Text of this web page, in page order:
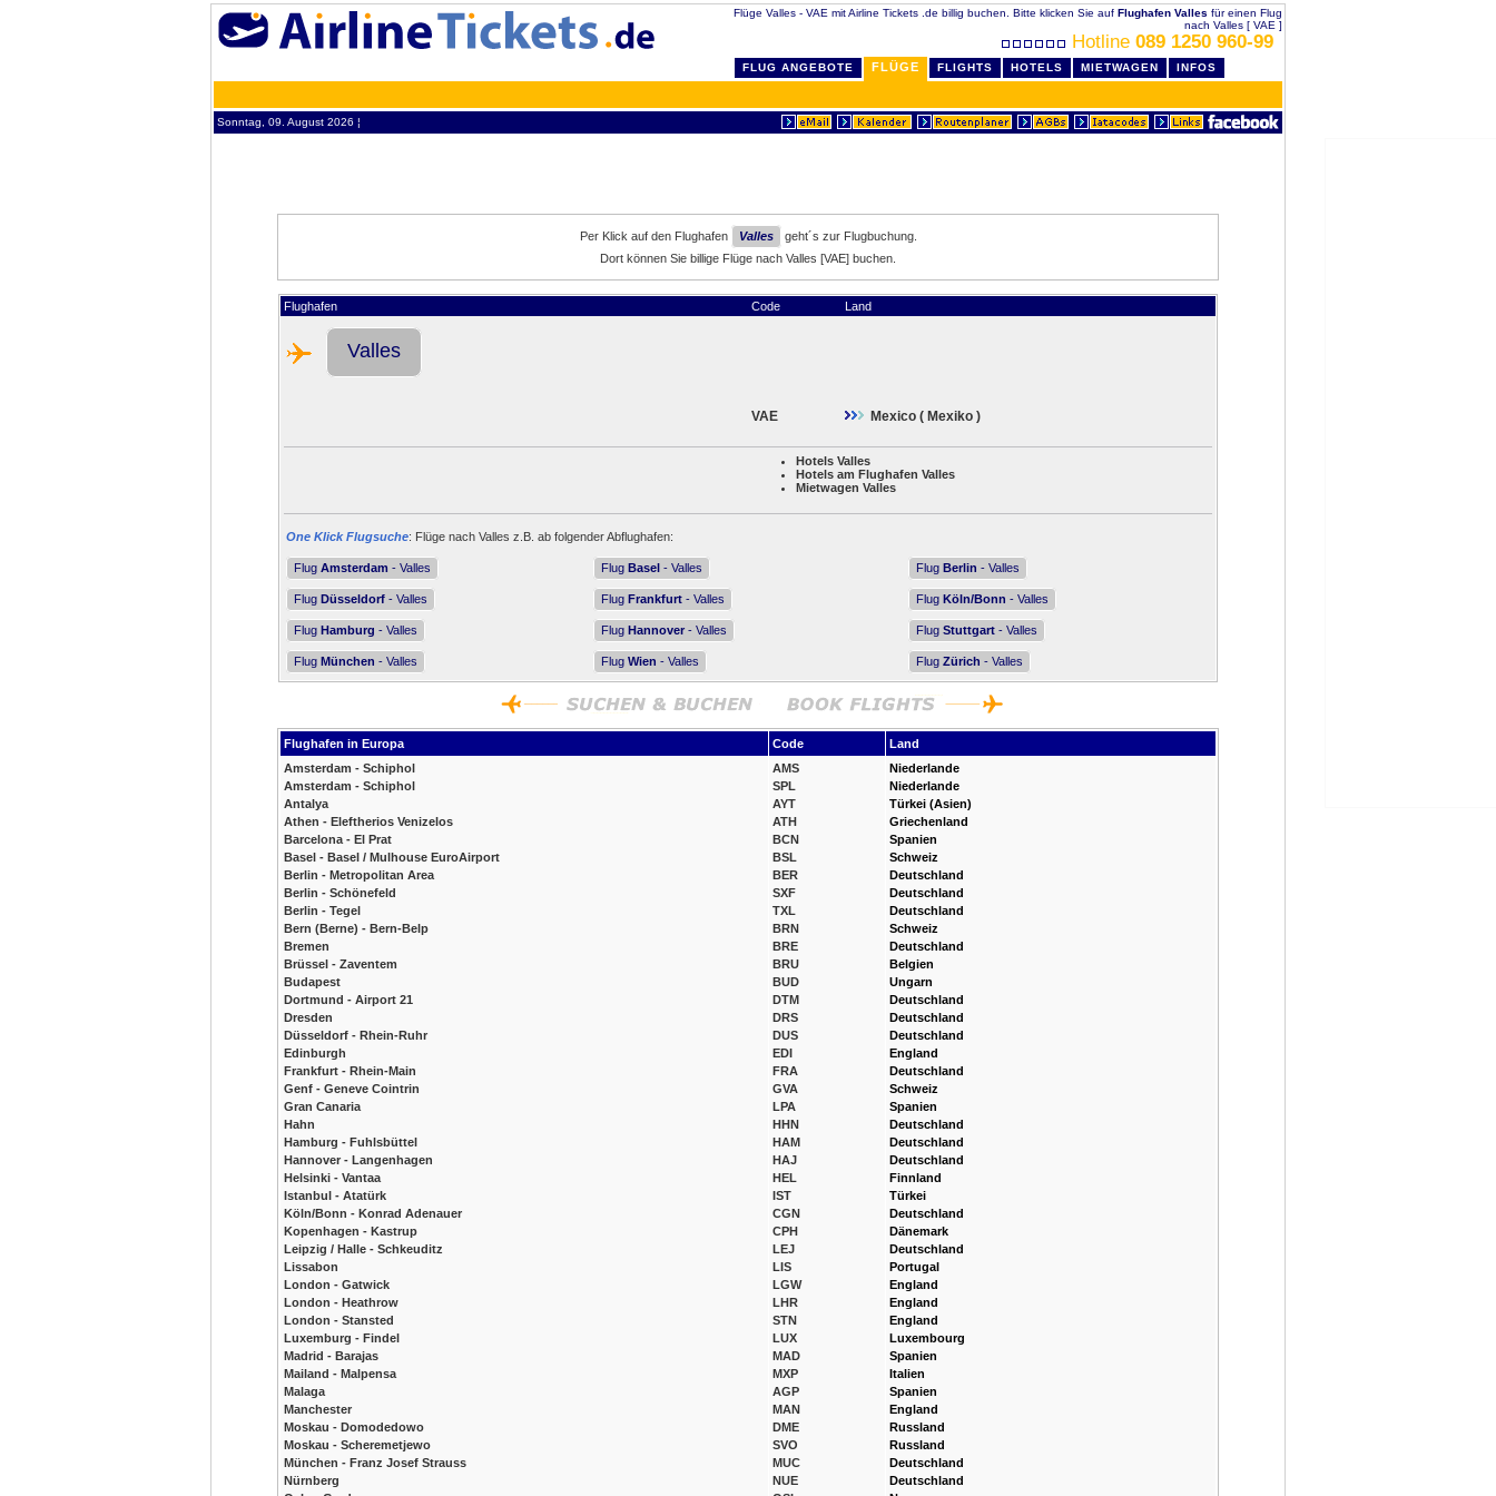
Flüge Valles - VAE mit Airline Tickets .de billig buchen. Bitte klicken Sie auf Flughafen Valles für einen Flug
nach Valles [ VAE ]
Hotline 089 1250 960-99
FLUG ANGEBOTE FLÜGE FLIGHTS HOTELS MIETWAGEN INFOS
Sonntag, 09. August 2026 ¦
Per Klick auf den Flughafen Valles
geht´s zur Flugbuchung.
Dort können Sie billige Flüge nach Valles [VAE] buchen.
Flughafen Code Land
Valles
VAE Mexico ( Mexiko )
Hotels Valles
Hotels am Flughafen Valles
Mietwagen Valles
One Klick Flugsuche: Flüge nach Valles z.B. ab folgender Abflughafen:
Flug Amsterdam - Valles Flug Basel - Valles Flug Berlin - Valles
Flug Düsseldorf - Valles Flug Frankfurt - Valles Flug Köln/Bonn - Valles
Flug Hamburg - Valles Flug Hannover - Valles Flug Stuttgart - Valles
Flug München - Valles Flug Wien - Valles Flug Zürich - Valles
Flughafen in Europa Code
Land
Amsterdam - Schiphol
Amsterdam - Schiphol
Antalya
Athen - Eleftherios Venizelos
Barcelona - El Prat
Basel - Basel / Mulhouse EuroAirport
Berlin - Metropolitan Area
Berlin - Schönefeld
Berlin - Tegel
Bern (Berne) - Bern-Belp
Bremen
Brüssel - Zaventem
Budapest
Dortmund - Airport 21
Dresden
Düsseldorf - Rhein-Ruhr
Edinburgh
Frankfurt - Rhein-Main
Genf - Geneve Cointrin
Gran Canaria
Hahn
Hamburg - Fuhlsbüttel
Hannover - Langenhagen
Helsinki - Vantaa
Istanbul - Atatürk
Köln/Bonn - Konrad Adenauer
Kopenhagen - Kastrup
Leipzig / Halle - Schkeuditz
Lissabon
London - Gatwick
London - Heathrow
London - Stansted
Luxemburg - Findel
Madrid - Barajas
Mailand - Malpensa
Malaga
Manchester
Moskau - Domodedowo
Moskau - Scheremetjewo
München - Franz Josef Strauss
Nürnberg
AMS
SPL
AYT
ATH
BCN
BSL
BER
SXF
TXL
BRN
BRE
BRU
BUD
DTM
DRS
DUS
EDI
FRA
GVA
LPA
HHN
HAM
HAJ
HEL
IST
CGN
CPH
LEJ
LIS
LGW
LHR
STN
LUX
MAD
MXP
AGP
MAN
DME
SVO
MUC
NUE
Niederlande
Niederlande
Türkei (Asien)
Griechenland
Spanien
Schweiz
Deutschland
Deutschland
Deutschland
Schweiz
Deutschland
Belgien
Ungarn
Deutschland
Deutschland
Deutschland
England
Deutschland
Schweiz
Spanien
Deutschland
Deutschland
Deutschland
Finnland
Türkei
Deutschland
Dänemark
Deutschland
Portugal
England
England
England
Luxembourg
Spanien
Italien
Spanien
England
Russland
Russland
Deutschland
Deutschland